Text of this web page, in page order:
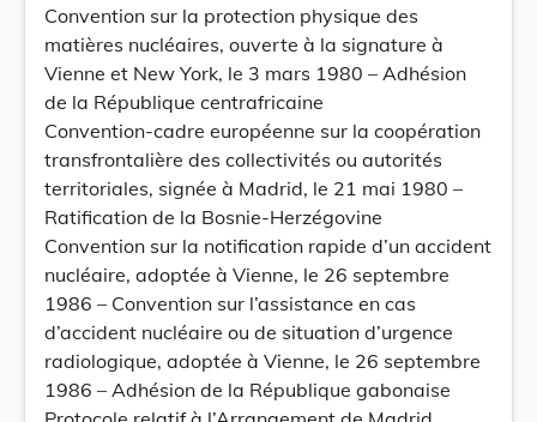
Convention sur la protection physique des
matières nucléaires, ouverte à la signature à
Vienne et New York, le 3 mars 1980 – Adhésion
de la République centrafricaine
Convention-cadre européenne sur la coopération
transfrontalière des collectivités ou autorités
territoriales, signée à Madrid, le 21 mai 1980 –
Ratification de la Bosnie-Herzégovine
Convention sur la notification rapide d’un accident
nucléaire, adoptée à Vienne, le 26 septembre
1986 – Convention sur l’assistance en cas
d’accident nucléaire ou de situation d’urgence
radiologique, adoptée à Vienne, le 26 septembre
1986 – Adhésion de la République gabonaise